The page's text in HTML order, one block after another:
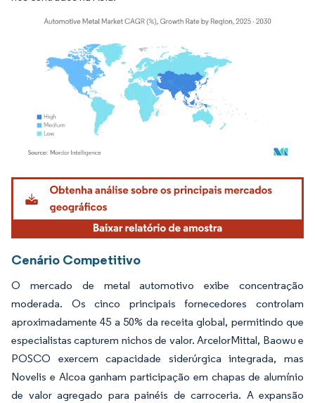
Imagem © Mordor Intelligence. O reuso requer atribuição conforme CC BY 4.0.
Cenário Competitivo
O mercado de metal automotivo exibe concentração
moderada. Os cinco principais fornecedores controlam
aproximadamente 45 a 50% da receita global, permitindo que
especialistas capturem nichos de valor. ArcelorMittal, Baowu e
POSCO exercem capacidade siderúrgica integrada, mas
Novelis e Alcoa ganham participação em chapas de alumínio
de valor agregado para painéis de carroceria. A expansão